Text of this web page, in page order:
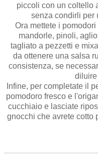
piccoli con un coltello
senza condirli per
Ora mettete i
mandorle, pinoli,
tagliato a pezzetti e
da ottenere una salsa
consistenza, se
diluire
Infine, per completate il
pomodoro fresco e
cucchiaio e lasciate
gnocchi che avrete cotto